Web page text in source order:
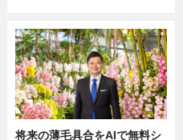
将来の薄毛具合をAIで無料シ